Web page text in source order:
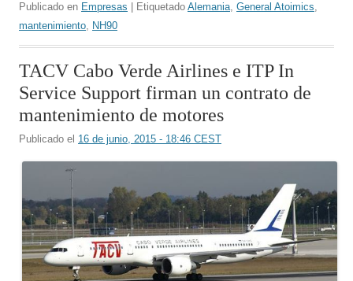
Publicado en Empresas | Etiquetado Alemania, General Atoimics,
mantenimiento, NH90
TACV Cabo Verde Airlines e ITP In
Service Support firman un contrato de
mantenimiento de motores
Publicado el 16 de junio, 2015 - 18:46 CEST